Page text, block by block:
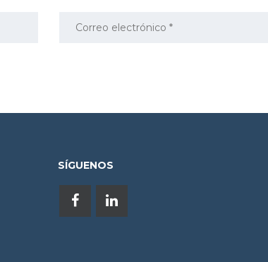
SÍGUENOS